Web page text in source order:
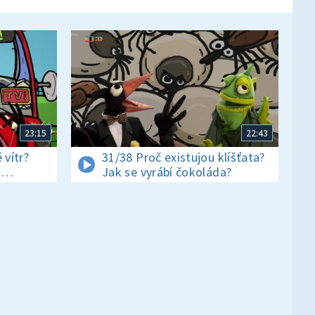
23:15
vítr?
22:43
31/38 Proč existujou klíšťata?
Jak se vyrábí čokoláda?